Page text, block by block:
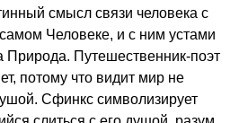
смысл связи человека с
Человеке, и с ним устами
Природа. Путешественник-поэт
потому что видит мир не
Сфинкс символизирует